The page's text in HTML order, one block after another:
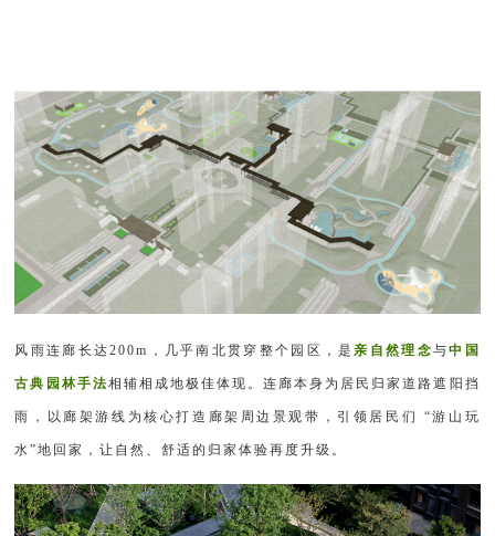
风雨连廊长达200m，几乎南北贯穿整个园区，是亲自然理念与中国
古典园林手法相辅相成地极佳体现。连廊本身为居民归家道路遮阳挡
雨，以廊架游线为核心打造廊架周边景观带，引领居民们 “游山玩
水”地回家，让自然、舒适的归家体验再度升级。